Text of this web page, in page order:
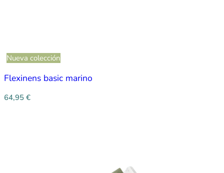
Nueva colección
Flexinens basic marino
64,95 €